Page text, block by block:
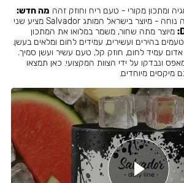
ומתכון מקורי - טעם ריח וחוזק זהה מה חדש:
- עמיד יותר לחום - אריזה נוחה - מיוצר בישראל המותג Salvador מציע שני
מיוצר מתה שחור, משמר במלואו את המתכון
עמיד לחום, חוזק קל, טעם עשיר ועשן סמיך.
ונבדקו על ידי הצוות המקצועי. כאן תמצאו
מיקסים מיוחדים.